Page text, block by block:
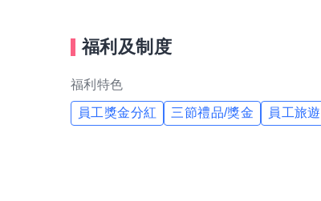
福利及制度
福利特色
員工獎金分紅 三節禮品/獎金 員工旅遊